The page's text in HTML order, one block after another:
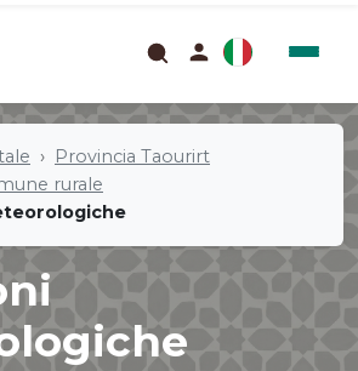
Provincia Taourirt
rurale